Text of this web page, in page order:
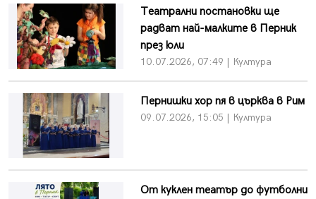
Театрални постановки ще
радват най-малките в Перник
през юли
10.07.2026, 07:49 | Култура
Пернишки хор пя в църква в Рим
09.07.2026, 15:05 | Култура
От куклен театър до футболни